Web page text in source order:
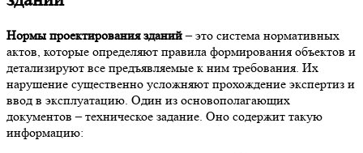
Нормы проектирования зданий– это система нормативных
актов, которые определяют правила формирования объектов и
детализируют все предъявляемые к ним требования. Их
нарушение существенно усложняют прохождение экспертиз и
ввод в эксплуатацию. Один из основополагающих
документов – техническое задание. Оно содержит такую
информацию: